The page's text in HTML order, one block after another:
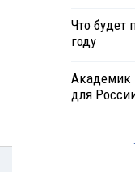
Что будет
году
Академик
для